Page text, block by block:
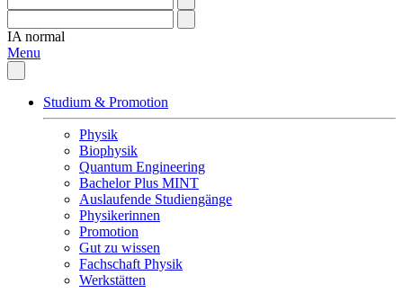
IA normal
Menu
Studium & Promotion
Physik
Biophysik
Quantum Engineering
Bachelor Plus MINT
Auslaufende Studiengänge
Physikerinnen
Promotion
Gut zu wissen
Fachschaft Physik
Werkstätten